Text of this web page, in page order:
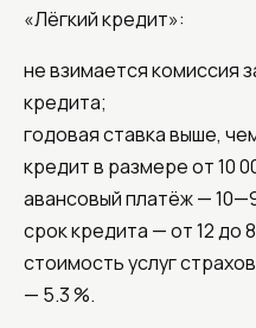
«Лёгкий кредит»:
не взимается комиссия
кредита;
годовая ставка выше,
кредит в размере от 10
авансовый платёж —
срок кредита — от 12 до
стоимость услуг
— 5.3 %.